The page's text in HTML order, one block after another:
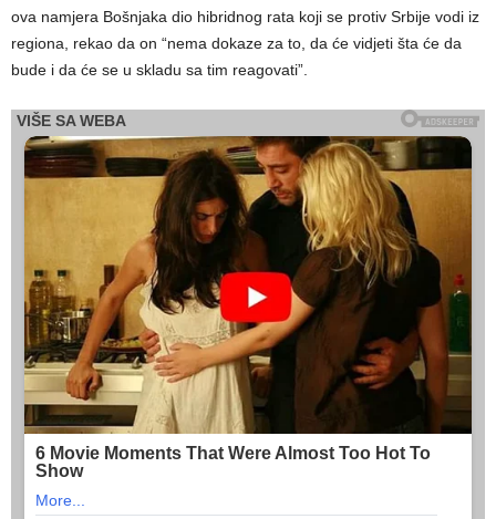
ova namjera Bošnjaka dio hibridnog rata koji se protiv Srbije vodi iz
regiona, rekao da on “nema dokaze za to, da će vidjeti šta će da
bude i da će se u skladu sa tim reagovati”.